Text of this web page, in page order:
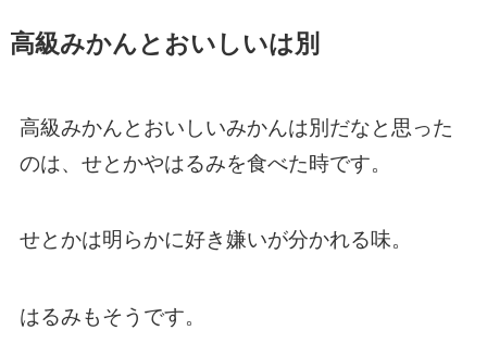
高級みかんとおいしいは別
高級みかんとおいしいみかんは別だなと思った
のは、せとかやはるみを食べた時です。
せとかは明らかに好き嫌いが分かれる味。
はるみもそうです。